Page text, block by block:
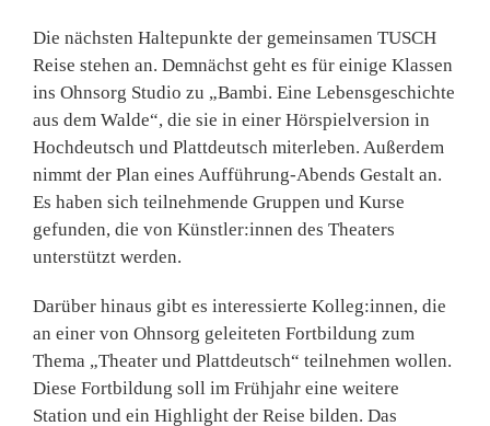
Die nächsten Haltepunkte der gemeinsamen TUSCH
Reise stehen an. Demnächst geht es für einige Klassen
ins Ohnsorg Studio zu „Bambi. Eine Lebensgeschichte
aus dem Walde“, die sie in einer Hörspielversion in
Hochdeutsch und Plattdeutsch miterleben. Außerdem
nimmt der Plan eines Aufführung-Abends Gestalt an.
Es haben sich teilnehmende Gruppen und Kurse
gefunden, die von Künstler:innen des Theaters
unterstützt werden.
Darüber hinaus gibt es interessierte Kolleg:innen, die
an einer von Ohnsorg geleiteten Fortbildung zum
Thema „Theater und Plattdeutsch“ teilnehmen wollen.
Diese Fortbildung soll im Frühjahr eine weitere
Station und ein Highlight der Reise bilden. Das